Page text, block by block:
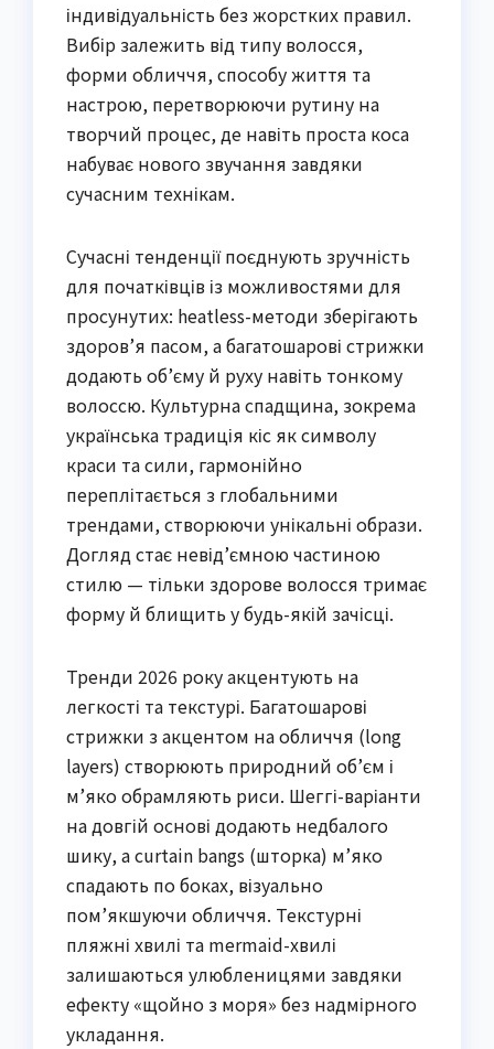
індивідуальність без жорстких правил.
Вибір залежить від типу волосся,
форми обличчя, способу життя та
настрою, перетворюючи рутину на
творчий процес, де навіть проста коса
набуває нового звучання завдяки
сучасним технікам.
Сучасні тенденції поєднують зручність
для початківців із можливостями для
просунутих: heatless-методи зберігають
здоров’я пасом, а багатошарові стрижки
додають об’єму й руху навіть тонкому
волоссю. Культурна спадщина, зокрема
українська традиція кіс як символу
краси та сили, гармонійно
переплітається з глобальними
трендами, створюючи унікальні образи.
Догляд стає невід’ємною частиною
стилю — тільки здорове волосся тримає
форму й блищить у будь-якій зачісці.
Тренди 2026 року акцентують на
легкості та текстурі. Багатошарові
стрижки з акцентом на обличчя (long
layers) створюють природний об’єм і
м’яко обрамляють риси. Шеггі-варіанти
на довгій основі додають недбалого
шику, а curtain bangs (шторка) м’яко
спадають по боках, візуально
пом’якшуючи обличчя. Текстурні
пляжні хвилі та mermaid-хвилі
залишаються улюбленицями завдяки
ефекту «щойно з моря» без надмірного
укладання.